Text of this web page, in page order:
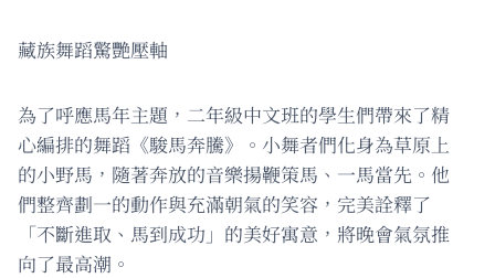
藏族舞蹈驚艷壓軸
為了呼應馬年主題，二年級中文班的學生們帶來了精
心編排的舞蹈《駿馬奔騰》。小舞者們化身為草原上
的小野馬，隨著奔放的音樂揚鞭策馬、一馬當先。他
們整齊劃一的動作與充滿朝氣的笑容，完美詮釋了
「不斷進取、馬到成功」的美好寓意，將晚會氣氛推
向了最高潮。